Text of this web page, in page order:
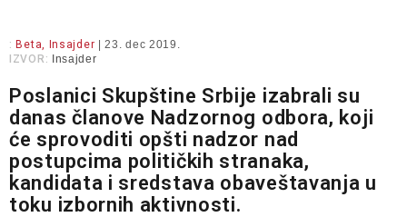
: Beta, Insajder | 23. dec 2019.
IZVOR:
Insajder
Poslanici Skupštine Srbije izabrali su
danas članove Nadzornog odbora, koji
će sprovoditi opšti nadzor nad
postupcima političkih stranaka,
kandidata i sredstava obaveštavanja u
toku izbornih aktivnosti.